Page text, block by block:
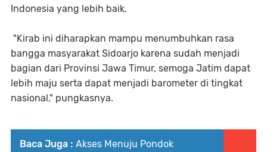
Indonesia yang lebih baik.
"Kirab ini diharapkan mampu menumbuhkan rasa
bangga masyarakat Sidoarjo karena sudah menjadi
bagian dari Provinsi Jawa Timur, semoga Jatim dapat
lebih maju serta dapat menjadi barometer di tingkat
nasional," pungkasnya.
Baca Juga : Akses Menuju Pondok